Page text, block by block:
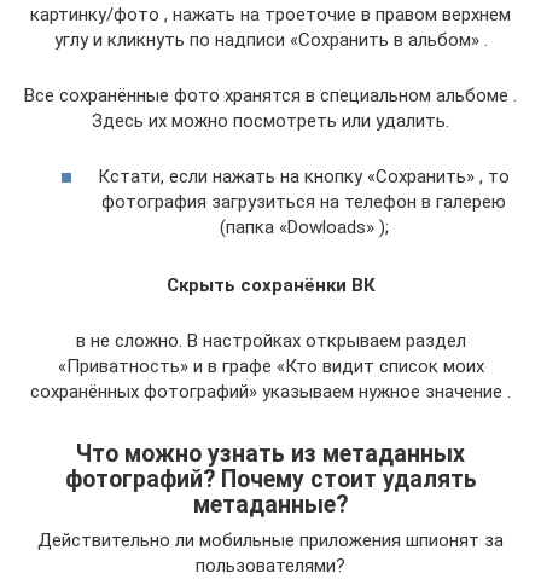
картинку/фото , нажать на троеточие в правом верхнем
углу и кликнуть по надписи «Сохранить в альбом» .
Все сохранённые фото хранятся в специальном альбоме .
Здесь их можно посмотреть или удалить.
Кстати, если нажать на кнопку «Сохранить» , то
фотография загрузиться на телефон в галерею
(папка «Dowloads» );
Скрыть сохранёнки ВК
в не сложно. В настройках открываем раздел
«Приватность» и в графе «Кто видит список моих
сохранённых фотографий» указываем нужное значение .
Что можно узнать из метаданных
фотографий? Почему стоит удалять
метаданные?
Действительно ли мобильные приложения шпионят за
пользователями?